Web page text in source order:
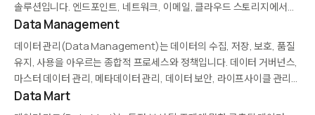
솔루션입니다. 엔드포인트, 네트워크, 이메일, 클라우드 스토리지에서
콘텐츠를 스캔해 정책 위반 시 경고·차단하며, 최근에는 AI 기반 분류와
생성형 AI 사용 모니터링 기능이 추가되고 있습니다.
Data Management
데이터 관리(Data Management)는 데이터의 수집, 저장, 보호, 품질
유지, 사용을 아우르는 종합적 프로세스와 정책입니다. 데이터 거버넌스,
마스터 데이터 관리, 메타데이터 관리, 데이터 보안, 라이프사이클 관리
등을 포함합니다. 데이터를 조직의 전략 자산으로 관리해 의사결정·규정
준수·혁신을 뒷받침하는 기반 활동입니다.
Data Mart